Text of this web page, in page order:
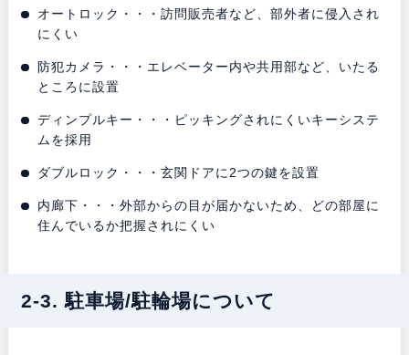
オートロック・・・訪問販売者など、部外者に侵入され
にくい
防犯カメラ・・・エレベーター内や共用部など、いたる
ところに設置
ディンプルキー・・・ピッキングされにくいキーシステ
ムを採用
ダブルロック・・・玄関ドアに2つの鍵を設置
内廊下・・・外部からの目が届かないため、どの部屋に
住んでいるか把握されにくい
2-3. 駐車場/駐輪場について